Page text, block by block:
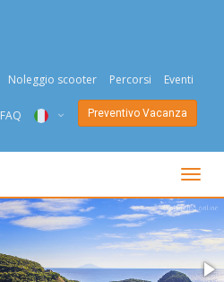
Noleggio scooter Percorsi Eventi
FAQ
ENG
DEU
NED
Preventivo Vacanza
Togli